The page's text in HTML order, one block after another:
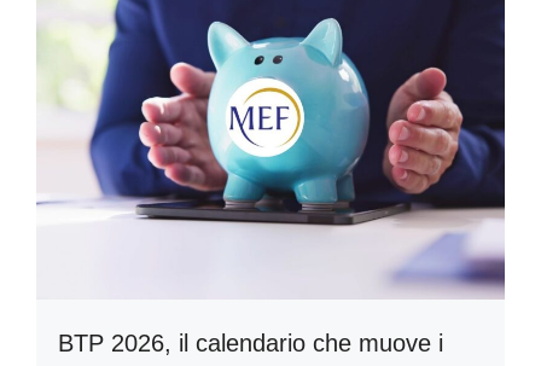
BTP 2026, il calendario che muove i